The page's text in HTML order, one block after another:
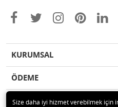
KURUMSAL
ÖDEME
İLETİŞİM
Size daha iyi hizmet verebilmek için